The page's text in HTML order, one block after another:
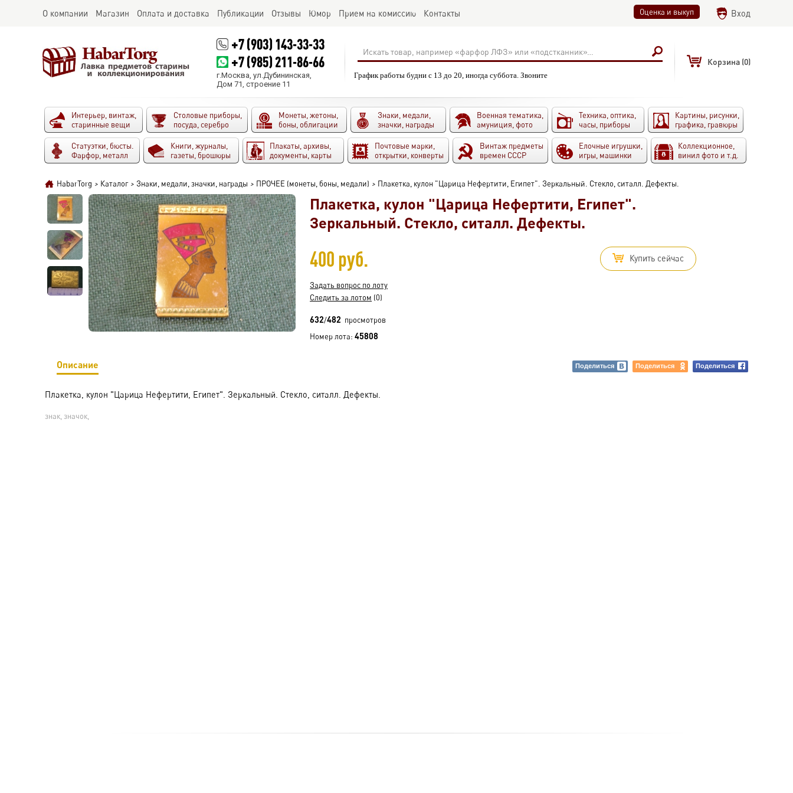
О компании Магазин Оплата и доставка Публикации Отзывы Юмор Прием на комиссию Контакты Оценка и выкуп Вход
+7 (903) 143-33-33
+7 (985) 211-86-66
г.Москва, ул.Дубининская,
Дом 71, строение 11
График работы будни с 13 до 20, иногда суббота. Звоните
Корзина (0)
Интерьер, винтаж,
старинные вещи
Столовые приборы,
посуда, серебро
Монеты, жетоны,
боны, облигации
Знаки, медали,
значки, награды
Военная тематика,
амуниция, фото
Техника, оптика,
часы, приборы
Картины, рисунки,
графика, гравюры
Статуэтки, бюсты.
Фарфор, металл
Книги, журналы,
газеты, брошюры
Плакаты, архивы,
документы, карты
Почтовые марки,
открытки, конверты
Винтаж предметы
времен СССР
Елочные игрушки,
игры, машинки
Коллекционное,
винил фото и т.д.
HabarTorg > Каталог > Знаки, медали, значки, награды > ПРОЧЕЕ (монеты, боны, медали) > Плакетка, кулон "Царица Нефертити, Египет". Зеркальный. Стекло, ситалл. Дефекты.
Плакетка, кулон "Царица Нефертити, Египет".
Зеркальный. Стекло, ситалл. Дефекты.
400 руб. Купить сейчас
Задать вопрос по лоту
Следить за лотом (0)
632/482 просмотров
Номер лота:45808
Описание Поделиться Поделиться Поделиться
Плакетка, кулон "Царица Нефертити, Египет". Зеркальный. Стекло, ситалл. Дефекты.
знак, значок,